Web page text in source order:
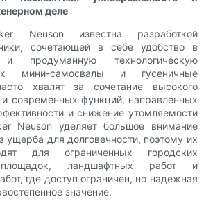
деле
Neuson известна разработкой
сочетающей в себе удобство в
и продуманную технологическую
мини-самосвалы и гусеничные
хвалят за сочетание высокого
и современных функций, направленных
и снижение утомляемости
Neuson уделяет большое внимание
ущерба для долговечности, поэтому их
для ограниченных городских
площадок, ландшафтных работ и
где доступ ограничен, но надежная
значение.